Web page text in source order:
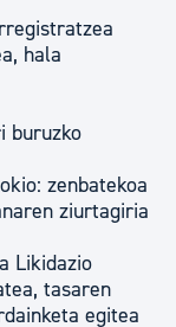
hala
buruzko
zenbatekoa
ziurtagiria
Likidazio
tasaren
egitea